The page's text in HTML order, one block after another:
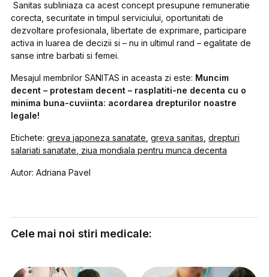
Sanitas subliniaza ca acest concept presupune remuneratie
corecta, securitate in timpul serviciului, oportunitati de
dezvoltare profesionala, libertate de exprimare, participare
activa in luarea de decizii si – nu in ultimul rand – egalitate de
sanse intre barbati si femei.
Mesajul membrilor SANITAS in aceasta zi este: Muncim
decent – protestam decent – rasplatiti-ne decenta cu o
minima buna-cuviinta: acordarea drepturilor noastre
legale!
Etichete:greva japoneza sanatate ,greva sanitas ,drepturi
salariati sanatate ziua mondiala pentru munca decenta
Autor: Adriana Pavel
Cele mai noi stiri medicale: